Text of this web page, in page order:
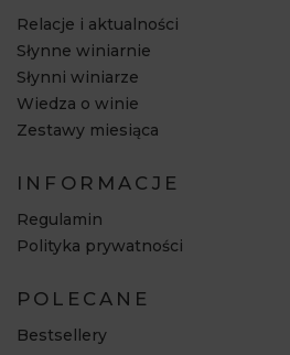
Relacje i aktualności
Słynne winiarnie
Słynni winiarze
Wiedza o winie
Zestawy miesiąca
INFORMACJE
Regulamin
Polityka prywatności
POLECANE
Bestsellery